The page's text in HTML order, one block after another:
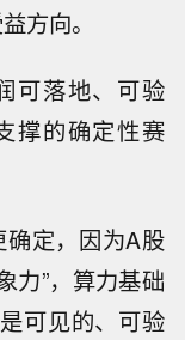
方向。
可落地、可验
撑的确定性赛
确定，因为A股
力”，算力基础
可见的、可验